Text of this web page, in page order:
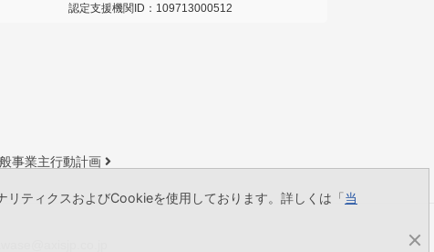
認定支援機関ID：109713000512
事業主行動計画
ティクスおよびCookieを使用しております。詳しくは「当